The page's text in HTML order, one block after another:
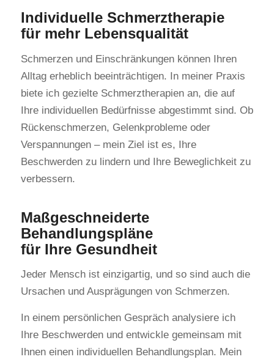
Individuelle Schmerztherapie
für mehr Lebensqualität
Schmerzen und Einschränkungen können Ihren
Alltag erheblich beeinträchtigen. In meiner Praxis
biete ich gezielte Schmerztherapien an, die auf
Ihre individuellen Bedürfnisse abgestimmt sind. Ob
Rückenschmerzen, Gelenkprobleme oder
Verspannungen – mein Ziel ist es, Ihre
Beschwerden zu lindern und Ihre Beweglichkeit zu
verbessern.
Maßgeschneiderte
Behandlungspläne
für Ihre Gesundheit
Jeder Mensch ist einzigartig, und so sind auch die
Ursachen und Ausprägungen von Schmerzen.
In einem persönlichen Gespräch analysiere ich
Ihre Beschwerden und entwickle gemeinsam mit
Ihnen einen individuellen Behandlungsplan. Mein